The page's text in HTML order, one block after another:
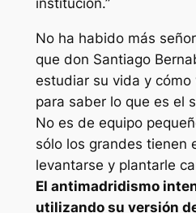
institución.”
No ha habido más
que don Santiago
estudiar su vida y
para saber lo que es el
No es de equipo
sólo los grandes tienen
levantarse y plantarle
El antimadridismo
utilizando su versión